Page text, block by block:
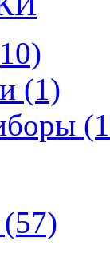
(1)
(57)